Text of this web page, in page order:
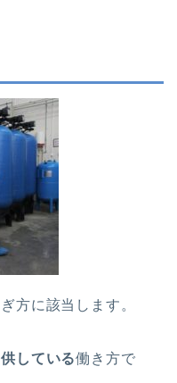
方に該当します。
している働き方で